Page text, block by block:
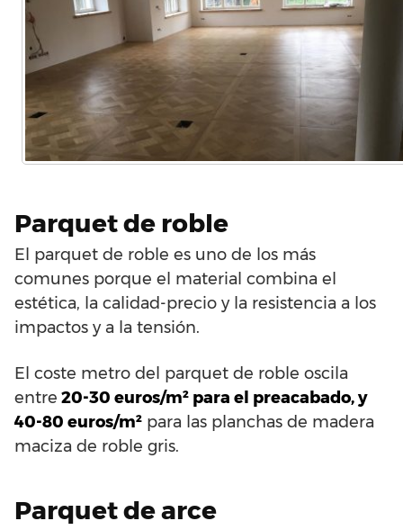
Parquet de roble
El parquet de roble es uno de los más
comunes porque el material combina el
estética, la calidad-precio y la resistencia a los
impactos y a la tensión.
El coste metro del parquet de roble oscila
entre 20-30 euros/m² para el preacabado, y
40-80 euros/m² para las planchas de madera
maciza de roble gris.
Parquet de arce